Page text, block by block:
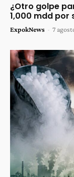
¿Otro golpe
1,000 mdd
ExpokNews - 7